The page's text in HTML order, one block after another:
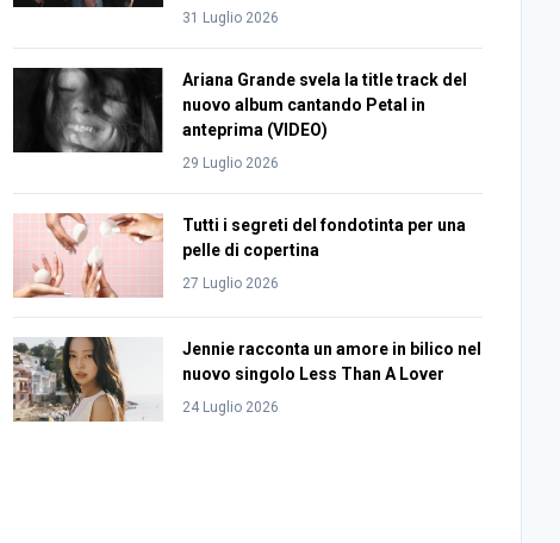
31 Luglio 2026
Ariana Grande svela la title track del
nuovo album cantando Petal in
anteprima (VIDEO)
29 Luglio 2026
Tutti i segreti del fondotinta per una
pelle di copertina
27 Luglio 2026
Jennie racconta un amore in bilico nel
nuovo singolo Less Than A Lover
24 Luglio 2026